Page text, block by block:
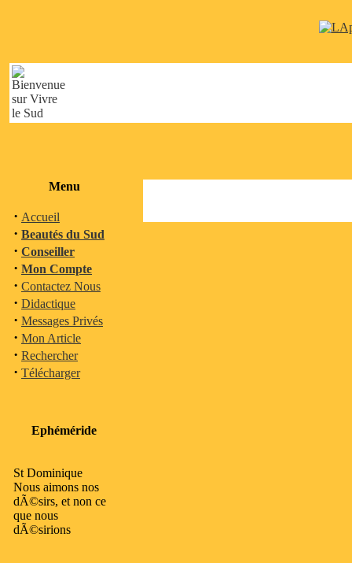
Menu
· Accueil
· Beautés du Sud
· Conseiller
· Mon Compte
· Contactez Nous
· Didactique
· Messages Privés
· Mon Article
· Rechercher
· Télécharger
Ephéméride
St Dominique
Nous aimons nos
dÃ©sirs, et non ce
que nous
dÃ©sirions